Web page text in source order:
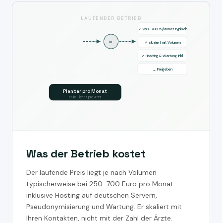
LAUFENDER BETRIEB
KI
✓ 250–700 €/Monat typisch
✓ skaliert mit Volumen
✓ Hosting & Wartung inkl.
→ Freigeben
Planbar pro Monat
Keine Lizenz pro Arzt
Was der Betrieb kostet
Der laufende Preis liegt je nach Volumen
typischerweise bei 250–700 Euro pro Monat —
inklusive Hosting auf deutschen Servern,
Pseudonymisierung und Wartung. Er skaliert mit
Ihren Kontakten, nicht mit der Zahl der Ärzte.